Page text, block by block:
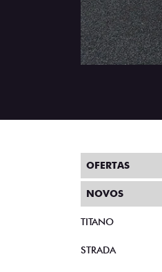
OFERTAS
NOVOS
TITANO
STRADA